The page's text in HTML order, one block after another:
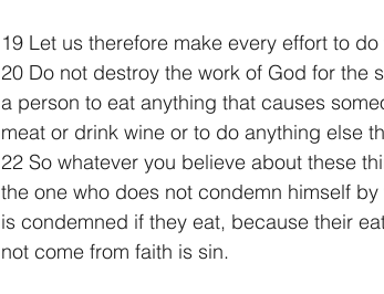
19 Let us therefore make every effort to
20 Do not destroy the work of God for the
a person to eat anything that causes
meat or drink wine or to do anything else
22 So whatever you believe about these
the one who does not condemn himself
is condemned if they eat, because their
not come from faith is sin.